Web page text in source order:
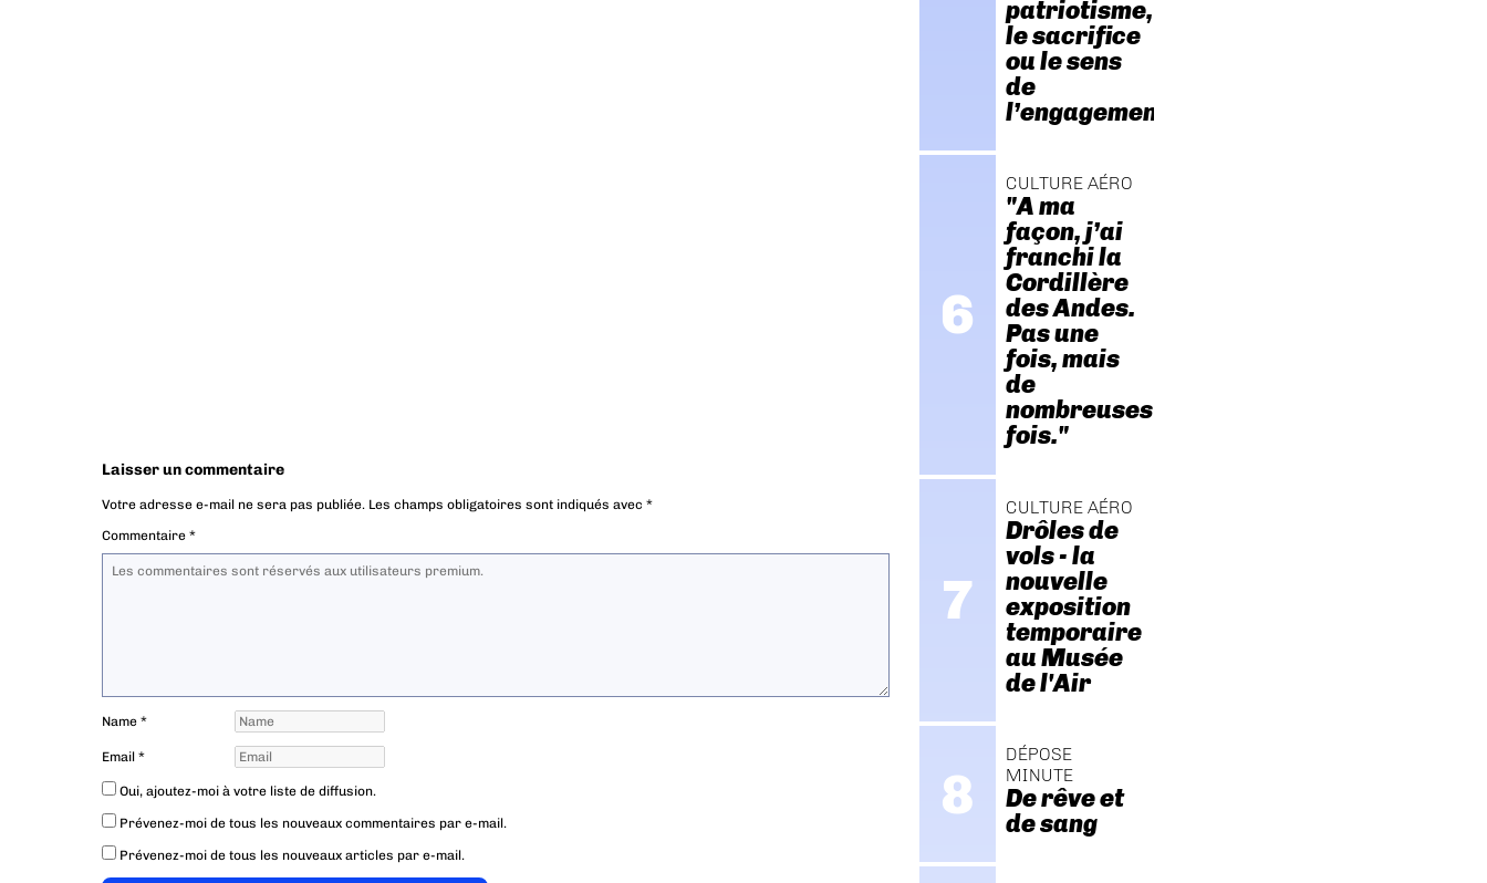
Laisser un commentaire
Votre adresse e-mail ne sera pas publiée. Les champs obligatoires sont indiqués avec *
Commentaire *
Name *
Email *
Oui, ajoutez-moi à votre liste de diffusion.
Prévenez-moi de tous les nouveaux commentaires par e-mail.
Prévenez-moi de tous les nouveaux articles par e-mail.
patriotisme,
le sacrifice
ou le sens
de
l’engagement."
CULTURE AÉRO
"A ma
façon, j’ai
franchi la
Cordillère
des Andes.
Pas une
fois, mais
de
nombreuses
fois."
CULTURE AÉRO
Drôles de
vols - la
nouvelle
exposition
temporaire
au Musée
de l'Air
DÉPOSE
MINUTE
De rêve et
de sang